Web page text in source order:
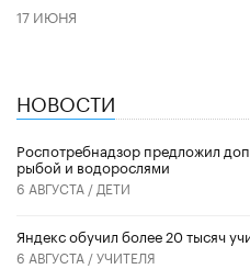
17 ИЮНЯ
НОВОСТИ
Роспотребнадзор предложил
рыбой и водорослями
6 АВГУСТА / ДЕТИ
​Яндекс обучил более 20 тысяч
6 АВГУСТА /УЧИТЕЛЯ